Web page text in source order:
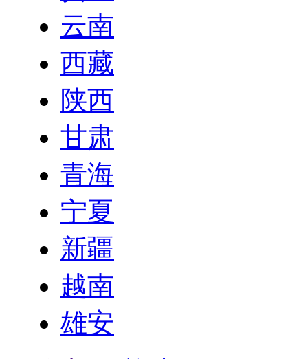
云南
西藏
陕西
甘肃
青海
宁夏
新疆
越南
雄安